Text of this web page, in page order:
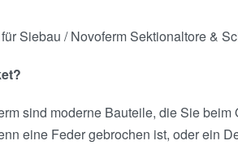
Siebau / Novoferm Sektionaltore &
sind moderne Bauteile, die Sie beim
eine Feder gebrochen ist, oder ein